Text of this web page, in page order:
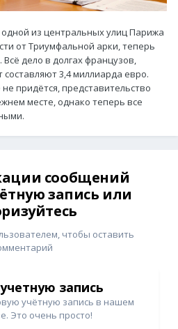
из центральных улиц Парижа
от Триумфальной арки, теперь
дело в долгах французов,
3,4 миллиарда евро.
придётся, представительство
месте, однако теперь все
сообщений
запись или
чтобы оставить
запись
учётную запись в нашем
Это очень просто!